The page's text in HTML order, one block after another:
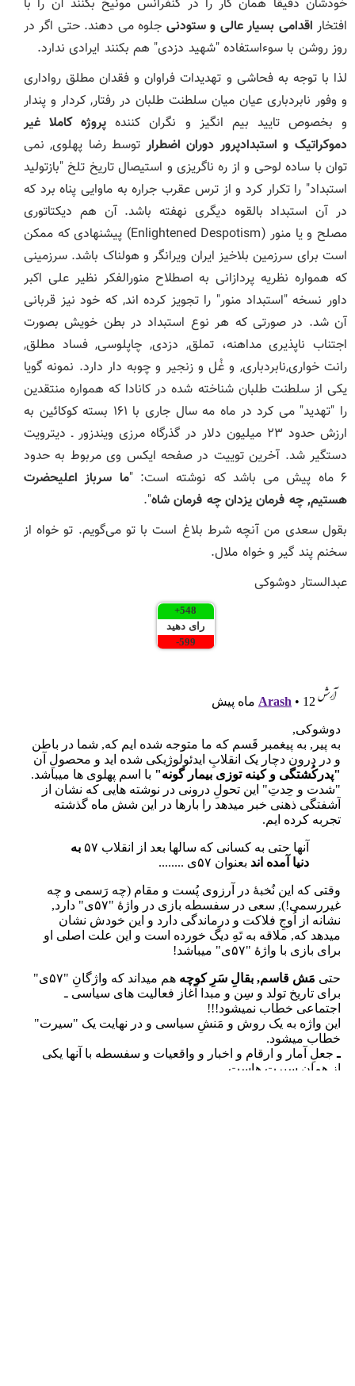
خودشان دقیقا همان کار را در کنفرانس مونیخ بکنند آن را با
افتخار اقدامی بسیار عالی و ستودنی جلوه می دهند. حتی اگر در
روز روشن با سوءاستفاده "شهید دزدی" هم بکنند ایرادی ندارد.
لذا با توجه به فحاشی و تهدیدات فراوان و فقدان مطلق رواداری
و وفور نابردباری عیان میان سلطنت طلبان در رفتار, کردار و پندار
و بخصوص تایید بیم انگیز و نگران کننده پروژه کاملا غیر
دموکراتیک و استبدادپرور دوران اضطرارتوسط رضا پهلوی, نمی
توان با ساده لوحی و از ره ناگریزی و استیصال تاریخ تلخ "بازتولید
استبداد" را تکرار کرد و از ترس عقرب جراره به ماوایی پناه برد که
در آن استبداد بالقوه دیگری نهفته باشد. آن هم دیکتاتوری
مصلح و یا منور (Enlightened Despotism) پیشنهادی که ممکن
است برای سرزمین بلاخیز ایران ویرانگر و هولناک باشد. سرزمینی
که همواره نظریه پردازانی به اصطلاح منورالفکر نظیر علی ‌اکبر
داور نسخه "استبداد منور" را تجویز کرده اند, که خود نیز قربانی
آن شد. در صورتی که هر نوع استبداد در بطن خویش بصورت
اجتناب ناپذیری مداهنه، تملق, دزدی, چاپلوسی, فساد مطلق,
رانت خواری,نابردباری, و غُل و زنجیر و چوبه دار دارد. نمونه گویا
یکی از سلطنت طلبان شناخته شده در کانادا که همواره منتقدین
را "تهدید" می کرد در ماه مه سال جاری با ۱۶۱ بسته کوکائین به
ارزش حدود ۲۳ میلیون دلار در گذرگاه مرزی ویندزور ـ دیترویت
دستگیر شد. آخرین توییت در صفحه ایکس وی مربوط به حدود
۶ ماه پیش می باشد که نوشته است: "
ما سرباز اعلیحضرت
هستیم, چه فرمان یزدان چه فرمان شاه".
بقول سعدی من آنچه شرط بلاغ است با تو می‌گویم. تو خواه از
سخنم پند گیر و خواه ملال.
عبدالستار دوشوکی
548
+
رای دهید
599
-